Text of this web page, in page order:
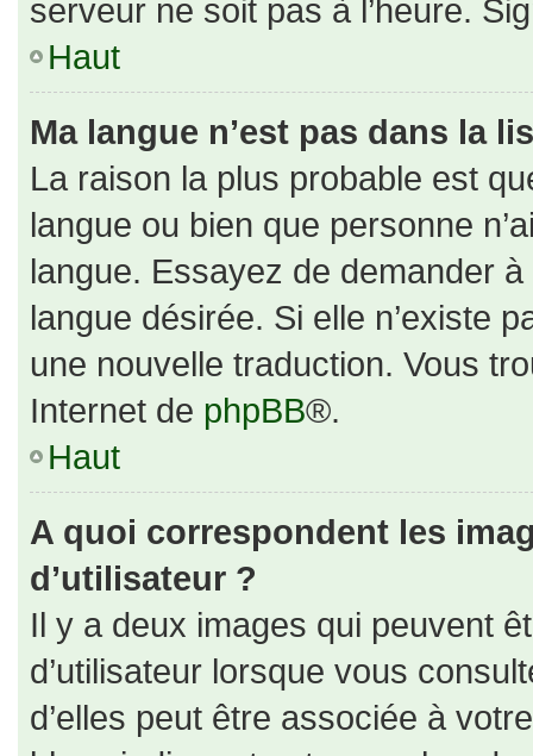
serveur ne soit pas à l’heure.
Haut
Ma langue n’est pas dans la
La raison la plus probable est
langue ou bien que personne
langue. Essayez de demander
langue désirée. Si elle n’existe
une nouvelle traduction. Vous
Internet de phpBB®.
Haut
A quoi correspondent les
d’utilisateur ?
Il y a deux images qui peuvent
d’utilisateur lorsque vous
d’elles peut être associée à